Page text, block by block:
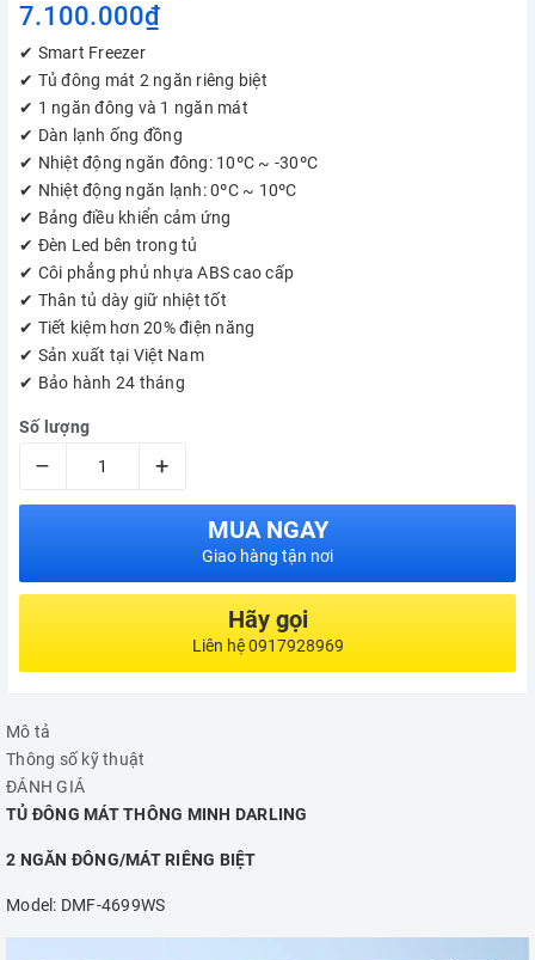
7.100.000₫
✔ Smart Freezer
✔ Tủ đông mát 2 ngăn riêng biệt
✔ 1 ngăn đông và 1 ngăn mát
✔ Dàn lạnh ống đồng
✔ Nhiệt động ngăn đông: 10ºC ~ -30ºC
✔ Nhiệt động ngăn lạnh: 0ºC ~ 10ºC
✔ Bảng điều khiển cảm ứng
✔ Đèn Led bên trong tủ
✔ Côi phẳng phủ nhựa ABS cao cấp
✔ Thân tủ dày giữ nhiệt tốt
✔ Tiết kiệm hơn 20% điện năng
✔ Sản xuất tại Việt Nam
✔ Bảo hành 24 tháng
Số lượng
– +
MUA NGAY
Giao hàng tận nơi
Hãy gọi
Liên hệ 0917928969
Mô tả
Thông số kỹ thuật
ĐÁNH GIÁ
TỦ ĐÔNG MÁT THÔNG MINH DARLING
2 NGĂN ĐÔNG/MÁT RIÊNG BIỆT
Model: DMF-4699WS